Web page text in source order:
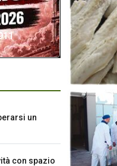
un
con spazio